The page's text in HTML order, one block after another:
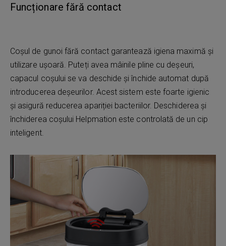
Funcționare fără contact
Coșul de gunoi fără contact garantează igiena maximă și
utilizare ușoară. Puteți avea mâinile pline cu deșeuri,
capacul coșului se va deschide și închide automat după
introducerea deșeurilor. Acest sistem este foarte igienic
și asigură reducerea apariției bacteriilor. Deschiderea și
închiderea coșului Helpmation este controlată de un cip
inteligent.